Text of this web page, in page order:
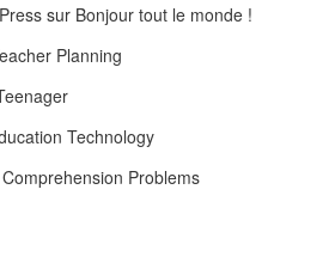
sur Bonjour tout le monde !
Planning
Technology
Problems